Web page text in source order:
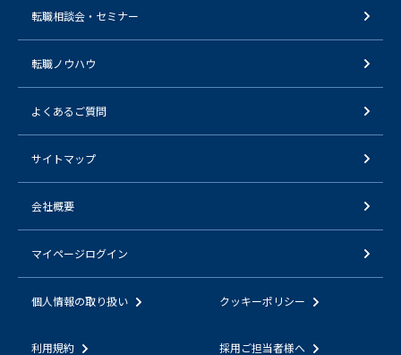
転職相談会・セミナー
転職ノウハウ
よくあるご質問
サイトマップ
会社概要
マイページログイン
個人情報の取り扱い クッキーポリシー
利用規約 採用ご担当者様へ